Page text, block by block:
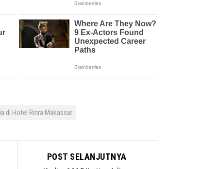
di Hotel Rinra Makassar
POST SELANJUTNYA